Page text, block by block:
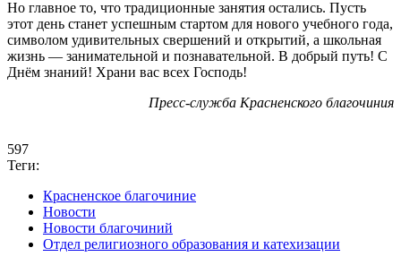
Но главное то, что традиционные занятия остались. Пусть
этот день станет успешным стартом для нового учебного года,
символом удивительных свершений и открытий, а школьная
жизнь — занимательной и познавательной. В добрый путь! С
Днём знаний! Храни вас всех Господь!
Пресс-служба Красненского благочиния
597
Теги:
Красненское благочиние
Новости
Новости благочиний
Отдел религиозного образования и катехизации